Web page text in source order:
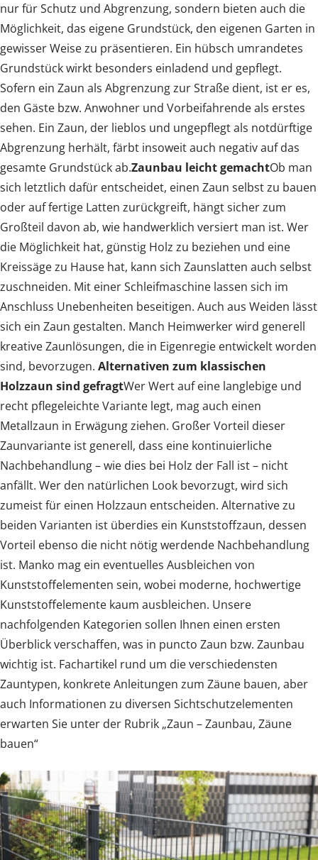
nur für Schutz und Abgrenzung, sondern bieten auch die
Möglichkeit, das eigene Grundstück, den eigenen Garten in
gewisser Weise zu präsentieren. Ein hübsch umrandetes
Grundstück wirkt besonders einladend und gepflegt.
Sofern ein Zaun als Abgrenzung zur Straße dient, ist er es,
den Gäste bzw. Anwohner und Vorbeifahrende als erstes
sehen. Ein Zaun, der lieblos und ungepflegt als notdürftige
Abgrenzung herhält, färbt insoweit auch negativ auf das
gesamte Grundstück ab.Zaunbau leicht gemachtOb man
sich letztlich dafür entscheidet, einen Zaun selbst zu bauen
oder auf fertige Latten zurückgreift, hängt sicher zum
Großteil davon ab, wie handwerklich versiert man ist. Wer
die Möglichkeit hat, günstig Holz zu beziehen und eine
Kreissäge zu Hause hat, kann sich Zaunslatten auch selbst
zuschneiden. Mit einer Schleifmaschine lassen sich im
Anschluss Unebenheiten beseitigen. Auch aus Weiden lässt
sich ein Zaun gestalten. Manch Heimwerker wird generell
kreative Zaunlösungen, die in Eigenregie entwickelt worden
sind, bevorzugen. Alternativen zum klassischen
Holzzaun sind gefragtWer Wert auf eine langlebige und
recht pflegeleichte Variante legt, mag auch einen
Metallzaun in Erwägung ziehen. Großer Vorteil dieser
Zaunvariante ist generell, dass eine kontinuierliche
Nachbehandlung – wie dies bei Holz der Fall ist – nicht
anfällt. Wer den natürlichen Look bevorzugt, wird sich
zumeist für einen Holzzaun entscheiden. Alternative zu
beiden Varianten ist überdies ein Kunststoffzaun, dessen
Vorteil ebenso die nicht nötig werdende Nachbehandlung
ist. Manko mag ein eventuelles Ausbleichen von
Kunststoffelementen sein, wobei moderne, hochwertige
Kunststoffelemente kaum ausbleichen. Unsere
nachfolgenden Kategorien sollen Ihnen einen ersten
Überblick verschaffen, was in puncto Zaun bzw. Zaunbau
wichtig ist. Fachartikel rund um die verschiedensten
Zauntypen, konkrete Anleitungen zum Zäune bauen, aber
auch Informationen zu diversen Sichtschutzelementen
erwarten Sie unter der Rubrik „Zaun – Zaunbau, Zäune
bauen“